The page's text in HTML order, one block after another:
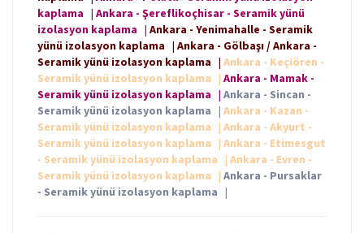
kaplama | Ankara - Şereflikoçhisar - Seramik yünü
izolasyon kaplama | Ankara - Yenimahalle - Seramik
yünü izolasyon kaplama | Ankara - Gölbaşı / Ankara -
Seramik yünü izolasyon kaplama | Ankara - Keçiören -
Seramik yünü izolasyon kaplama | Ankara - Mamak -
Seramik yünü izolasyon kaplama | Ankara - Sincan -
Seramik yünü izolasyon kaplama | Ankara - Kazan -
Seramik yünü izolasyon kaplama | Ankara - Akyurt -
Seramik yünü izolasyon kaplama | Ankara - Etimesgut
- Seramik yünü izolasyon kaplama | Ankara - Evren -
Seramik yünü izolasyon kaplama | Ankara - Pursaklar
- Seramik yünü izolasyon kaplama |